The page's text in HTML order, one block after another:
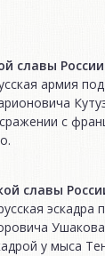
славы России
армия
с
славы
у мыса